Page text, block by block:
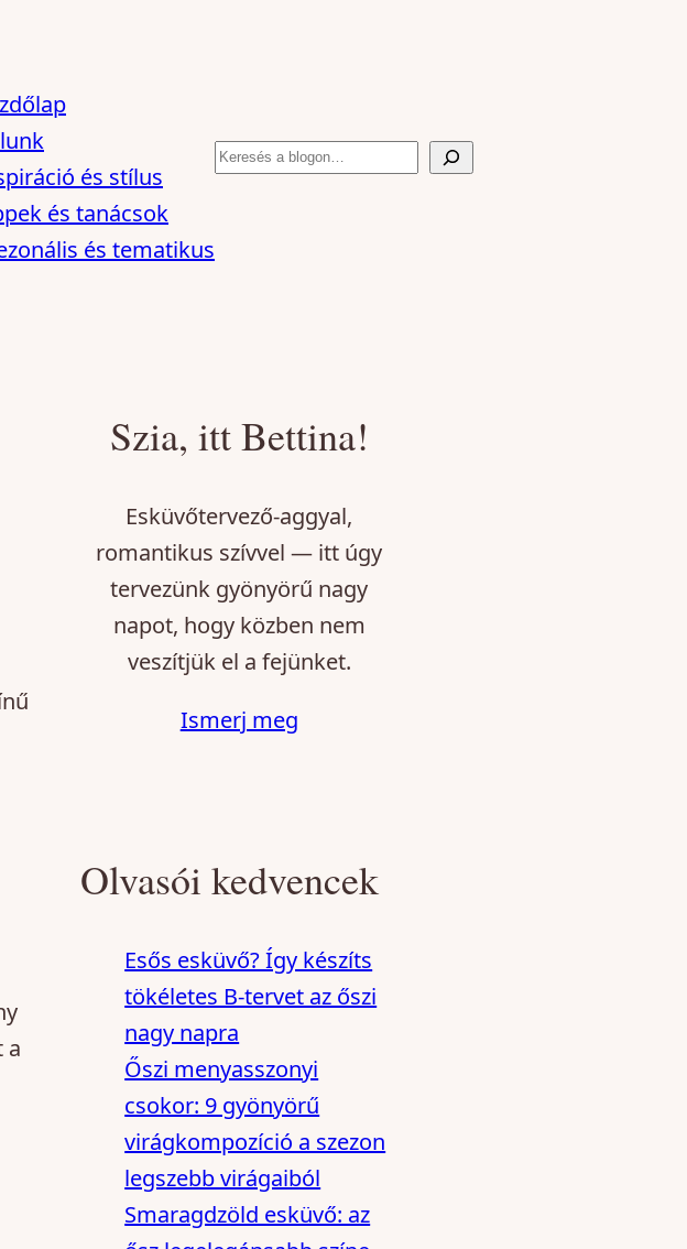
és stílus
és tanácsok
és tematikus
Keresés
a
Szia, itt Bettina!
Esküvőtervező-aggyal,
romantikus szívvel — itt úgy
tervezünk gyönyörű nagy
napot, hogy közben nem
veszítjük el a fejünket.
Ismerj meg
Olvasói kedvencek
Esős esküvő? Így készíts
tökéletes B-tervet az őszi
nagy napra
Őszi menyasszonyi
csokor: 9 gyönyörű
virágkompozíció a szezon
legszebb virágaiból
Smaragdzöld esküvő: az